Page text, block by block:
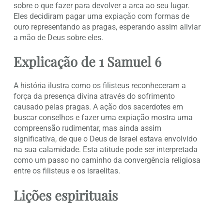
sobre o que fazer para devolver a arca ao seu lugar.
Eles decidiram pagar uma expiação com formas de
ouro representando as pragas, esperando assim aliviar
a mão de Deus sobre eles.
Explicação de 1 Samuel 6
A história ilustra como os filisteus reconheceram a
força da presença divina através do sofrimento
causado pelas pragas. A ação dos sacerdotes em
buscar conselhos e fazer uma expiação mostra uma
compreensão rudimentar, mas ainda assim
significativa, de que o Deus de Israel estava envolvido
na sua calamidade. Esta atitude pode ser interpretada
como um passo no caminho da convergência religiosa
entre os filisteus e os israelitas.
Lições espirituais